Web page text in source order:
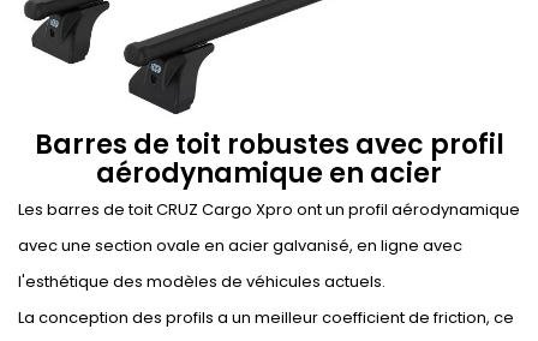
Barres de toit robustes avec profil
aérodynamique en acier
Les barres de toit CRUZ Cargo Xpro ont un profil aérodynamique
avec une section ovale en acier galvanisé, en ligne avec
l'esthétique des modèles de véhicules actuels.
La conception des profils a un meilleur coefficient de friction, ce